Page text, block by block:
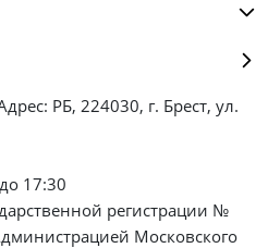
РБ, 224030, г. Брест, ул.
17:30
регистрации №
Московского